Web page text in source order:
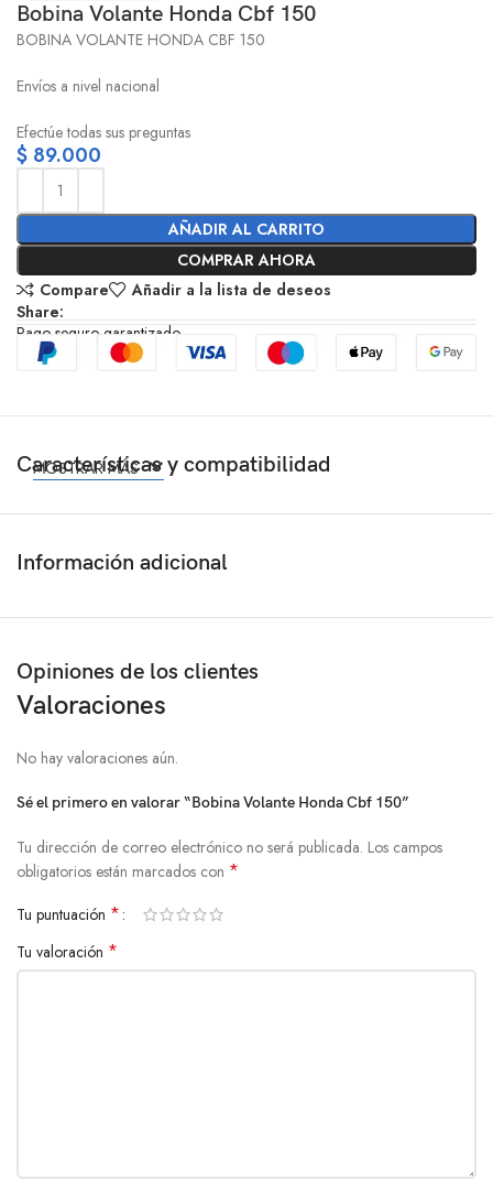
Bobina Volante Honda Cbf 150
BOBINA VOLANTE HONDA CBF 150
Envíos a nivel nacional
Efectúe todas sus preguntas
$ 89.000
AÑADIR AL CARRITO
COMPRAR AHORA
Compare
Añadir a la lista de deseos
Share:
Pago seguro garantizado
Características y compatibilidad
MOSTRAR MÁS
Información adicional
Opiniones de los clientes
Valoraciones
No hay valoraciones aún.
Sé el primero en valorar “Bobina Volante Honda Cbf 150”
Tu dirección de correo electrónico no será publicada. Los campos
obligatorios están marcados con *
Tu puntuación *
Tu valoración *